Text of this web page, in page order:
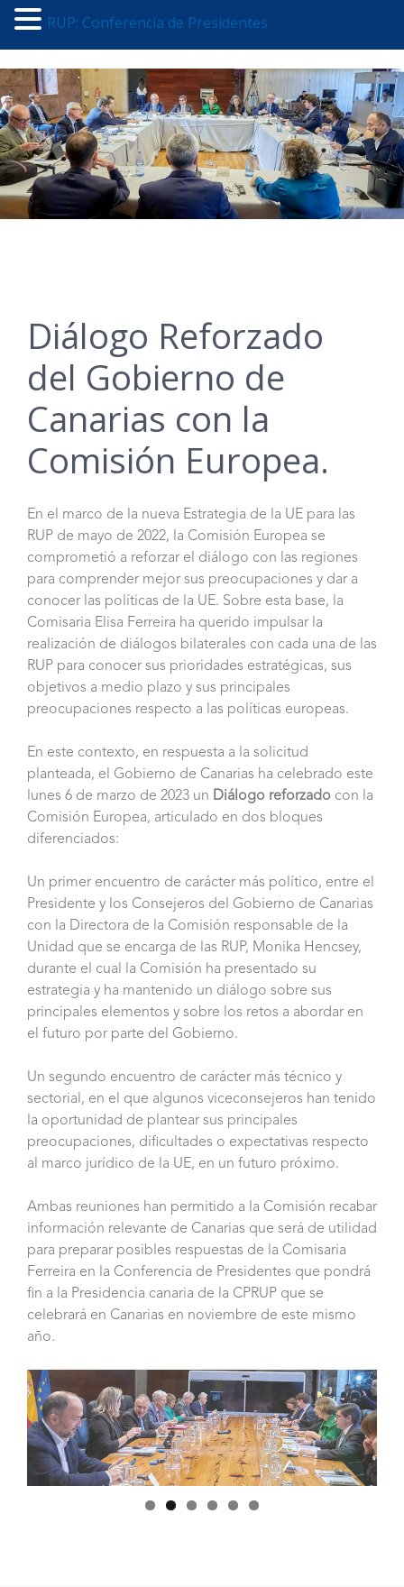
Diálogo Reforzado
del Gobierno de
Canarias con la
Comisión Europea.
En el marco de la nueva Estrategia de la UE para las
RUP de mayo de 2022, la Comisión Europea se
comprometió a reforzar el diálogo con las regiones
para comprender mejor sus preocupaciones y dar a
conocer las políticas de la UE. Sobre esta base, la
Comisaria Elisa Ferreira ha querido impulsar la
realización de diálogos bilaterales con cada una de las
RUP para conocer sus prioridades estratégicas, sus
objetivos a medio plazo y sus principales
preocupaciones respecto a las políticas europeas.
En este contexto, en respuesta a la solicitud
planteada, el Gobierno de Canarias ha celebrado este
lunes 6 de marzo de 2023 un Diálogo reforzado con la
Comisión Europea, articulado en dos bloques
diferenciados:
Un primer encuentro de carácter más político, entre el
Presidente y los Consejeros del Gobierno de Canarias
con la Directora de la Comisión responsable de la
Unidad que se encarga de las RUP, Monika Hencsey,
durante el cual la Comisión ha presentado su
estrategia y ha mantenido un diálogo sobre sus
principales elementos y sobre los retos a abordar en
el futuro por parte del Gobierno.
Un segundo encuentro de carácter más técnico y
sectorial, en el que algunos viceconsejeros han tenido
la oportunidad de plantear sus principales
preocupaciones, dificultades o expectativas respecto
al marco jurídico de la UE, en un futuro próximo.
Ambas reuniones han permitido a la Comisión recabar
información relevante de Canarias que será de utilidad
para preparar posibles respuestas de la Comisaria
Ferreira en la Conferencia de Presidentes que pondrá
fin a la Presidencia canaria de la CPRUP que se
celebrará en Canarias en noviembre de este mismo
año.
RUP: Conferencia de Presidentes